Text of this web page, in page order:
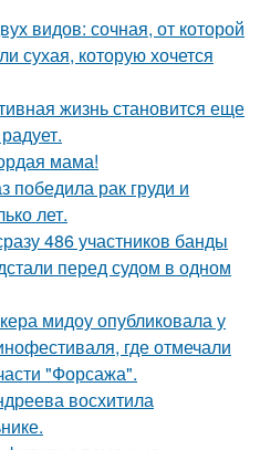
видов: сочная, от которой
сухая, которую хочется
жизнь становится еще
мама!
победила рак груди и
лет.
486 участников банды
перед судом в одном
мидоу опубликовала у
где отмечали
"Форсажа".
восхитила